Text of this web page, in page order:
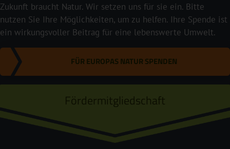
Zukunft braucht Natur. Wir setzen uns für sie ein. Bitte
nutzen Sie Ihre Möglichkeiten, um zu helfen. Ihre Spende ist
ein wirkungsvoller Beitrag für eine lebenswerte Umwelt.
FÜR EUROPAS NATUR SPENDEN
Fördermitgliedschaft